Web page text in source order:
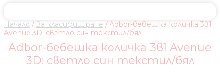
Начало / За класифициране / Adbor-бебешка количка 3в1
Avenue 3D: светло син текстил/бял
Adbor-бебешка количка 3в1 Avenue
3D: светло син текстил/бял